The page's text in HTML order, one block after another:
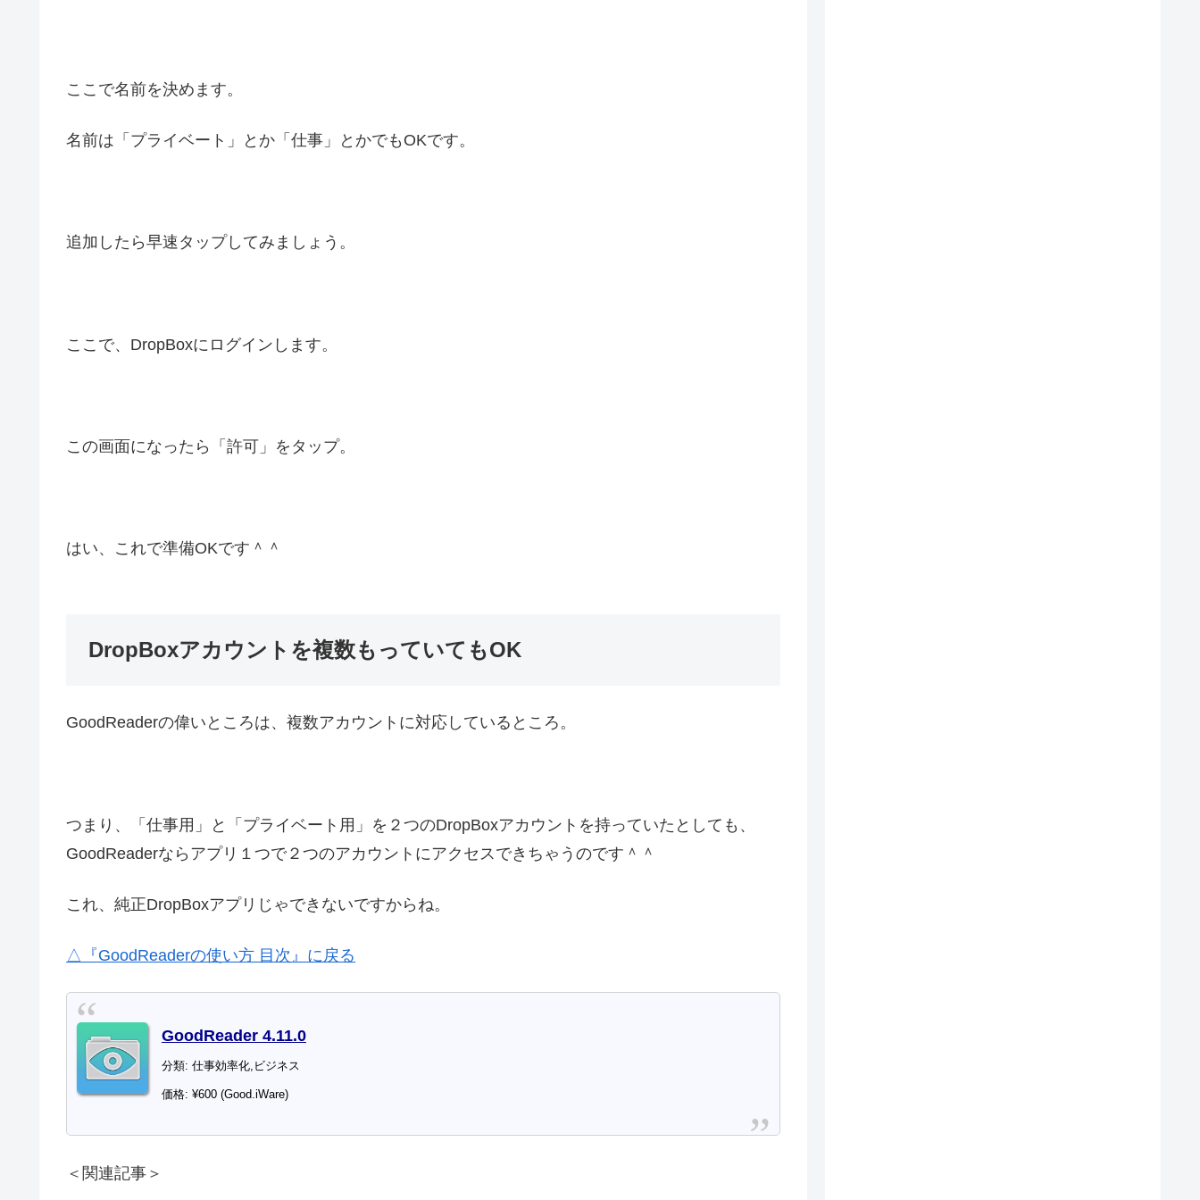
ここで名前を決めます。
名前は「プライベート」とか「仕事」とかでもOKです。
追加したら早速タップしてみましょう。
ここで、DropBoxにログインします。
この画面になったら「許可」をタップ。
はい、これで準備OKです＾＾
DropBoxアカウントを複数もっていてもOK
GoodReaderの偉いところは、複数アカウントに対応しているところ。
つまり、「仕事用」と「プライベート用」を２つのDropBoxアカウントを持っていたとしても、
GoodReaderならアプリ１つで２つのアカウントにアクセスできちゃうのです＾＾
これ、純正DropBoxアプリじゃできないですからね。
△『GoodReaderの使い方 目次』に戻る
GoodReader 4.11.0
分類: 仕事効率化,ビジネス
価格: ¥600 (Good.iWare)
＜関連記事＞